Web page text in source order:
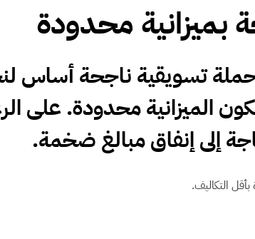
محدودة
تسويقية ناجحةأساس
الميزانية محدودة.
إلى إنفاق مبالغ ضخمة.
التكاليف.